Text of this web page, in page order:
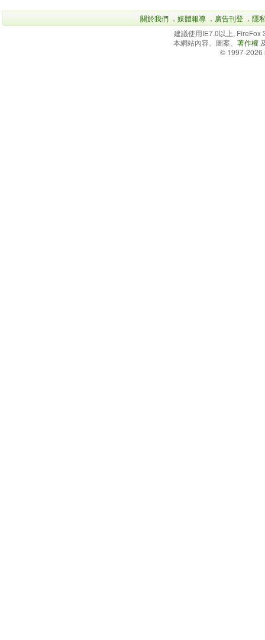
關於我們 ． 媒體報導 ． 廣告刊登 ． 隱
建議使用IE7.0以上,
本網站內容、圖案、 著作權
© 1997-2026